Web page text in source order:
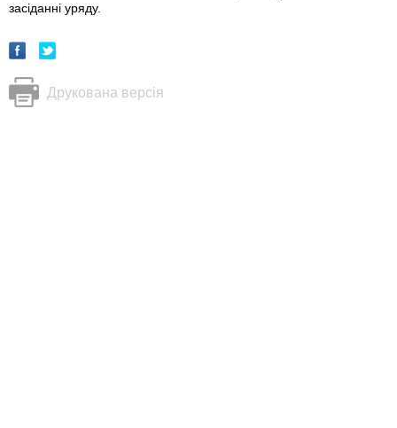
засіданні уряду.
Друкована версія